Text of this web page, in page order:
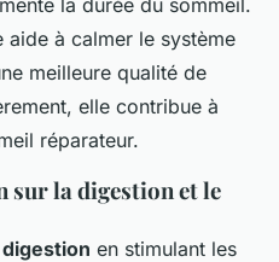
la durée du sommeil.
aide à calmer le système
meilleure qualité de
elle contribue à
réparateur.
sur la digestion et le
en stimulant les